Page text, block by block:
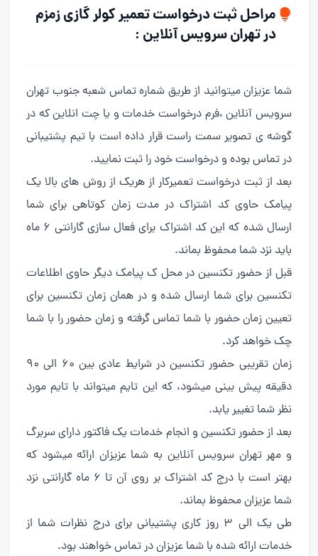
مراحل ثبت درخواست تعمیر کولر گازی زمزم
در تهران سرویس آنلاین :
شما عزیزان میتوانید از طریق شماره تماس شعبه جنوب تهران
سرویس آنلاین ،فرم درخواست خدمات و یا چت انلاین که در
گوشه ی تصویر سمت راست قرار داده است با تیم پشتیبانی
در تماس بوده و درخواست خود را ثبت نمایید.
بعد از ثبت درخواست تعمیرکار از هریک از روش های بالا یک
پیامک حاوی کد اشتراک در مدت زمان کوتاهی برای شما
ارسال شده که این کد اشتراک برای فعال سازی گارانتی ۶ ماه
باید نزد شما محفوظ بماند.
قبل از حضور تکنسین در محل ک پیامک دیگر حاوی اطلاعات
تکنسین برای شما ارسال شده و در همان زمان تکنسین برای
تعیین زمان حضور با شما تماس گرفته و زمان حضور را با شما
چک خواهد کرد.
زمان تقریبی حضور تکنسین در شرایط عادی بین ۶۰ الی ۹۰
دقیقه پیش بینی میشود، که این تایم میتواند با تایم مورد
نظر شما تغییر یابد.
بعد از حضور تکنسین و انجام خدمات یک فاکتور دارای سربرگ
و مهر تهران سرویس آنلاین به شما عزیزان ارائه میشود که
بهتر است با درج کد اشتراک بر روی آن تا ۶ ماه گارانتی نزد
شما عزیزان محفوظ بماند.
طی یک الی ۳ روز کاری پشتیبانی برای درج نظرات شما از
خدمات ارائه شده با شما عزیزان در تماس خواهند بود.